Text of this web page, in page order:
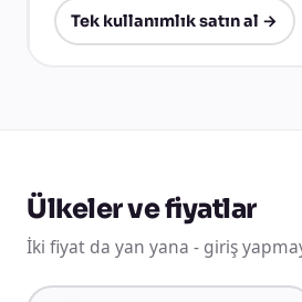
Tek kullanımlık satın al →
Ülkeler ve fiyatlar
İki fiyat da yan yana - giriş